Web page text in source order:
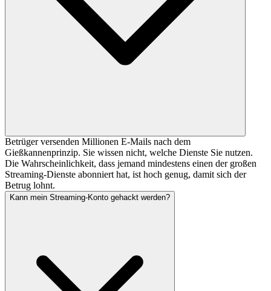
Betrüger versenden Millionen E-Mails nach dem
Gießkannenprinzip. Sie wissen nicht, welche Dienste Sie nutzen.
Die Wahrscheinlichkeit, dass jemand mindestens einen der großen
Streaming-Dienste abonniert hat, ist hoch genug, damit sich der
Betrug lohnt.
Kann mein Streaming-Konto gehackt werden?